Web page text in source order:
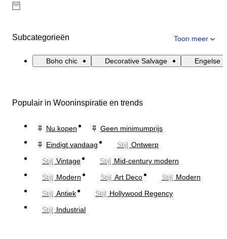
Subcategorieën Toon meer
Boho chic Decorative Salvage Engelse
Populair in Wooninspiratie en trends
Nu kopen
Geen minimumprijs
Eindigt vandaag
Stijl Ontwerp
Stijl Vintage Stijl Mid-century modern
Stijl Modern Stijl Art Deco Stijl Modern
Stijl Antiek Stijl Hollywood Regency
Stijl Industrial